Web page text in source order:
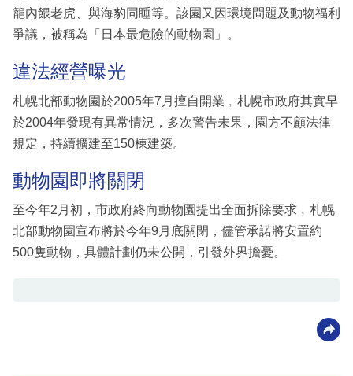
籠內餵老虎、與海豹同睡等。該園又因環境問題及動物福利
爭議，被稱為「日本最危險的動物園」。
違法經營曝光
札幌北部動物園於2005年7月擅自開業﹐札幌市政府其實早
於2004年發現有異常情況，多次警告未果，園方不顧法律
規定，持續擴建至150棟建築。
動物園即將關閉
至今年2月初，市政府終向動物園提出全面拆除要求﹐札幌
北部動物園宣布將於今年9月底關閉，儘管承諾將安置約
500隻動物，具體計劃仍未公開，引發外界擔憂。